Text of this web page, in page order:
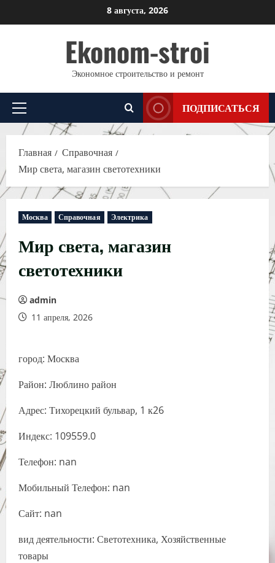
к
8 августа, 2026
Ekonom-stroi
Экономное строительство и ремонт
Основное
меню
ПОДПИСАТЬСЯ
Главная
Справочная
Мир света, магазин светотехники
Москва Справочная Электрика
Мир света, магазин
светотехники
admin
11 апреля, 2026
город: Москва
Район: Люблино район
Адрес: Тихорецкий бульвар, 1 к26
Индекс: 109559.0
Телефон: nan
Мобильный Телефон: nan
Сайт: nan
вид деятельности: Светотехника, Хозяйственные
товары